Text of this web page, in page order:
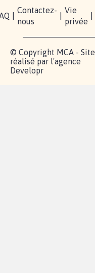
Contactez-
nous
Vie
privée
© Copyright MCA - Site
réalisé par l'agence
Developr